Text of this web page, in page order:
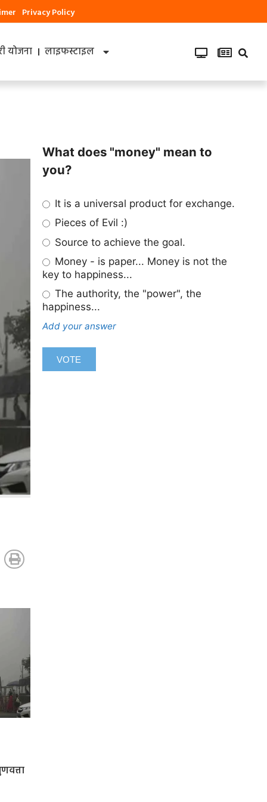
Privacy Policy
योजना लाइफस्टाइल
What does "money" mean to
you?
It is a universal product for exchange.
Pieces of Evil :)
Source to achieve the goal.
Money - is paper... Money is not the
key to happiness...
The authority, the "power", the
happiness...
Add your answer